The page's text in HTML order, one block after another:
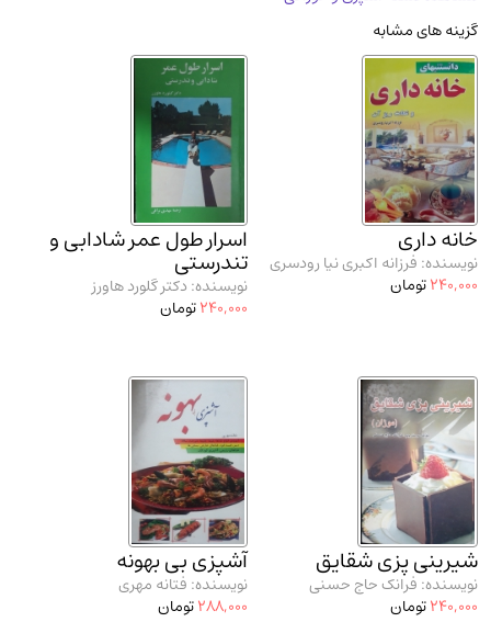
مدرسان شریف و انتشارت ارشد کتاب‌های..
دانشگاه پیامـ نور
گزینه های مشابه
خانه داری
نویسنده: فرزانه اکبری نیا رودسری
240,000تومان
اسرار طول عمر شادابی و
تندرستی
نویسنده: دکتر گلورد هاورز
240,000تومان
شیرینی پزی شقایق
نویسنده: فرانک حاج حسنی
240,000تومان
آشپزی بی بهونه
نویسنده: فتانه مهری
288,000تومان